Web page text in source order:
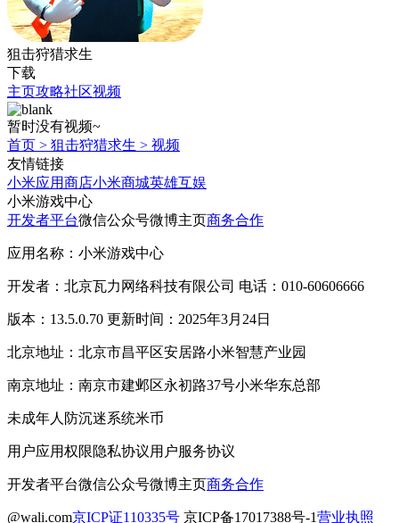
狙击狩猎求生
下载
主页攻略社区视频
暂时没有视频~
首页 > 狙击狩猎求生 > 视频
友情链接
小米应用商店小米商城英雄互娱
小米游戏中心
开发者平台微信公众号微博主页商务合作
应用名称：小米游戏中心
开发者：北京瓦力网络科技有限公司 电话：010-60606666
版本：13.5.0.70 更新时间：2025年3月24日
北京地址：北京市昌平区安居路小米智慧产业园
南京地址：南京市建邺区永初路37号小米华东总部
未成年人防沉迷系统米币
用户应用权限隐私协议用户服务协议
开发者平台微信公众号微博主页商务合作
@wali.com京ICP证110335号 京ICP备17017388号-1营业执照